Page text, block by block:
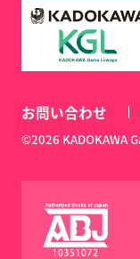
お問い合わせ
©2026 KADOKAWA